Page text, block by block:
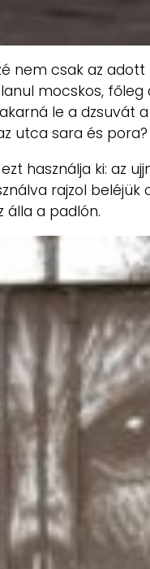
nem csak az
mocskos,
le a dzsuvát
utca sara és pora?
használja ki: az
rajzol beléjük
álla a padlón.